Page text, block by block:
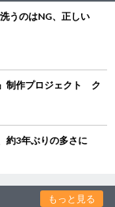
うのはNG、正しい
制作プロジェクト ク
約3年ぶりの多さに
もっと見る